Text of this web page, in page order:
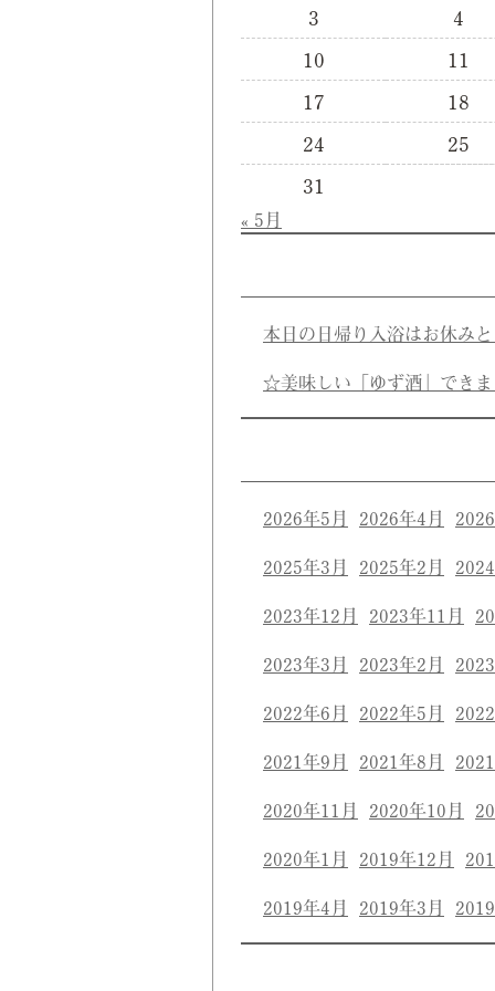
3
4
10
11
17
18
24
25
31
« 5月
本日の日帰り入浴はお休み
☆美味しい「ゆず酒」でき
2026年5月 2026年4月
2025年3月 2025年2月
2023年12月 2023年11月
2023年3月 2023年2月
2022年6月 2022年5月
2021年9月 2021年8月
2020年11月 2020年10月
2020年1月 2019年12月
2019年4月 2019年3月